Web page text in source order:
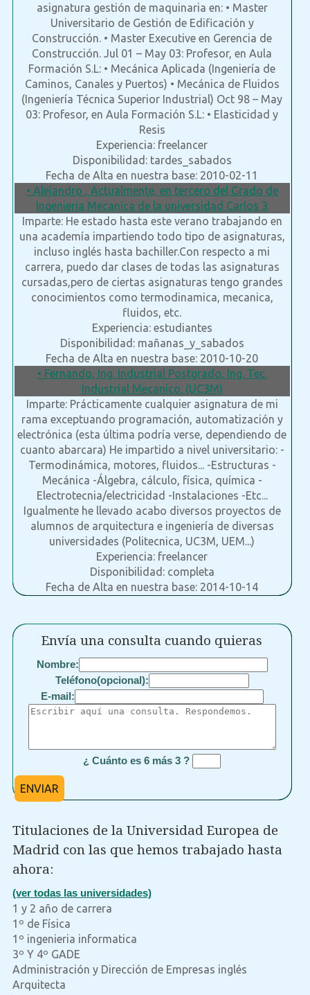
asignatura gestión de maquinaria en: • Master
Universitario de Gestión de Edificación y
Construcción. • Master Executive en Gerencia de
Construcción. Jul 01 – May 03: Profesor, en Aula
Formación S.L: • Mecánica Aplicada (Ingeniería de
Caminos, Canales y Puertos) • Mecánica de Fluidos
(Ingeniería Técnica Superior Industrial) Oct 98 – May
03: Profesor, en Aula Formación S.L: • Elasticidad y
Resis
Experiencia: freelancer
Disponibilidad: tardes_sabados
Fecha de Alta en nuestra base: 2010-02-11
• Alejandro , Actualmente, en tercero del Grado de
Ingenieria Mecanica de la universidad Carlos 3
Imparte: He estado hasta este verano trabajando en
una academía impartiendo todo tipo de asignaturas,
incluso inglés hasta bachiller.Con respecto a mi
carrera, puedo dar clases de todas las asignaturas
cursadas,pero de ciertas asignaturas tengo grandes
conocimientos como termodinamica, mecanica,
fluidos, etc.
Experiencia: estudiantes
Disponibilidad: mañanas_y_sabados
Fecha de Alta en nuestra base: 2010-10-20
• Fernando, Ing. Industrial Postgrado, Ing. Tec.
Industrial Mecanico. (UC3M)
Imparte: Prácticamente cualquier asignatura de mi
rama exceptuando programación, automatización y
electrónica (esta última podría verse, dependiendo de
cuanto abarcara) He impartido a nivel universitario: -
Termodinámica, motores, fluidos... -Estructuras -
Mecánica -Álgebra, cálculo, física, química -
Electrotecnia/electricidad -Instalaciones -Etc...
Igualmente he llevado acabo diversos proyectos de
alumnos de arquitectura e ingeniería de diversas
universidades (Politecnica, UC3M, UEM...)
Experiencia: freelancer
Disponibilidad: completa
Fecha de Alta en nuestra base: 2014-10-14
Envía una consulta cuando quieras
Nombre:
Teléfono(opcional):
E-mail:
¿ Cuánto es 6 más 3 ?
ENVIAR
Titulaciones de la Universidad Europea de
Madrid con las que hemos trabajado hasta
ahora:
(ver todas las universidades)
1 y 2 año de carrera
1º de Física
1º ingenieria informatica
3º Y 4º GADE
Administración y Dirección de Empresas inglés
Arquitecta